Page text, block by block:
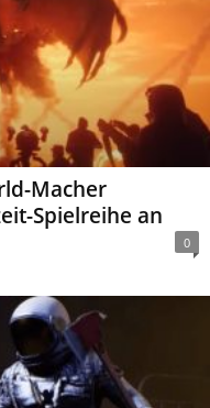
Macher
Spielreihe an
0